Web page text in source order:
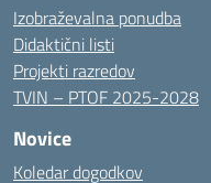
Izobraževalna ponudba
Didaktični listi
Projekti razredov
TVIN – PTOF 2025-2028
Novice
Koledar dogodkov